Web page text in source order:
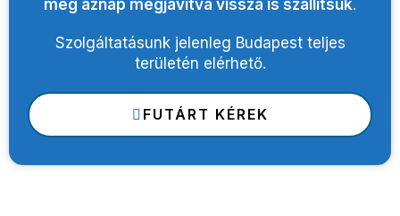
még aznap megjavítva vissza is szállítsuk.
Szolgáltatásunk jelenleg Budapest teljes
területén elérhető.
FUTÁRT KÉREK